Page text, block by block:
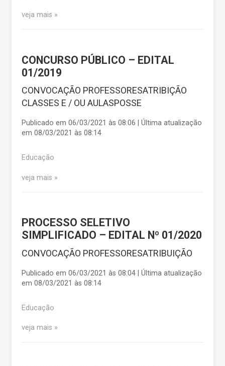
veja mais
CONCURSO PÚBLICO – EDITAL
01/2019
CONVOCAÇÃO PROFESSORESATRIBIÇÃO
CLASSES E / OU AULASPOSSE
Publicado em 06/03/2021 às 08:06 | Última atualização
em 08/03/2021 às 08:14
Educação
veja mais
PROCESSO SELETIVO
SIMPLIFICADO – EDITAL Nº 01/2020
CONVOCAÇÃO PROFESSORESATRIBUIÇÃO
Publicado em 06/03/2021 às 08:04 | Última atualização
em 08/03/2021 às 08:14
Educação
veja mais